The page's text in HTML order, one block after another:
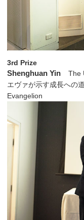
3rd Prize
Shenghuan Yin
The
エヴァが示す成長へ
Evangelion